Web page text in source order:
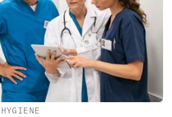
HYGIENE